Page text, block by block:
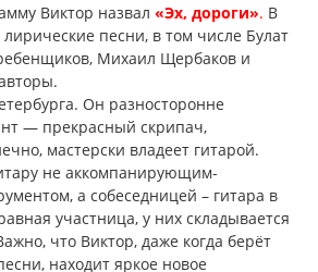
Виктор назвал «Эх, дороги». В
песни, в том числе Булат
Михаил Щербаков и
Он разносторонне
— прекрасный скрипач,
мастерски владеет гитарой.
не аккомпанирующим-
а собеседницей – гитара в
участница, у них складывается
что Виктор, даже когда берёт
находит яркое новое